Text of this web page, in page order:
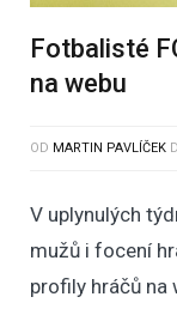
Fotbalisté
na webu
OD MARTIN PAVLÍČEK
V uplynulých
mužů i focení
profily hráčů na